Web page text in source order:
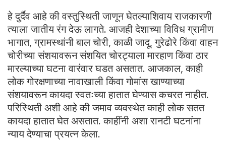
हे दुर्दैव आहे की वस्तुस्थिती जाणून घेतल्याशिवाय राजकारणी
त्याला जातीय रंग देऊ लागते. आजही देशाच्या विविध ग्रामीण
भागात, ग्रामस्थांनी बाल चोरी, काळी जादू, गुरेढोरे किंवा वाहन
चोरीच्या संशयावरून संशयित चोरट्याला मारहाण किंवा ठार
मारल्याच्या घटना वारंवार घडत असतात. आजकाल, काही
लोक गोरक्षणाच्या नावाखाली किंवा गोमांस खाण्याच्या
संशयावरून कायदा स्वतःच्या हातात घेण्यास कचरत नाहीत.
परिस्थिती अशी आहे की जमाव व्यवस्थेत काही लोक सतत
कायदा हातात घेत असतात. काहींनी अशा रानटी घटनांना
न्याय देण्याचा प्रयत्न केला.